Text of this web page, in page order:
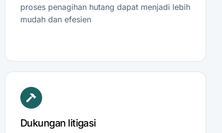
proses penagihan hutang dapat menjadi lebih
mudah dan efesien
Dukungan litigasi